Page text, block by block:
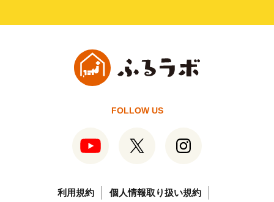
FOLLOW US
利用規約 個人情報取り扱い規約